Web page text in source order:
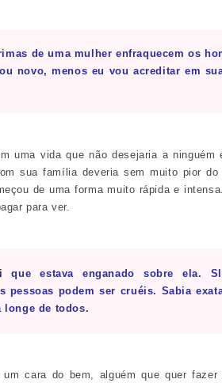
de uma mulher enfraquecem os
novo, menos eu vou acreditar em
uma vida que não desejaria a ninguém
sua família deveria sem muito pior
de uma forma muito rápida e
para ver.
que estava enganado sobre ela.
pessoas podem ser cruéis. Sabia
longe de todos.
cara do bem, alguém que quer